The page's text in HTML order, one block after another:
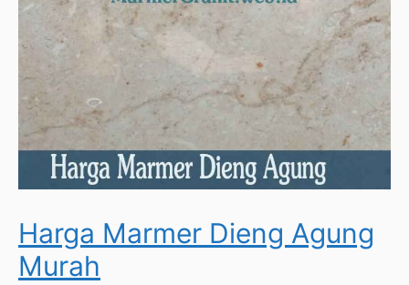
Harga Marmer Dieng Agung
Murah